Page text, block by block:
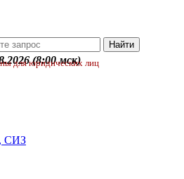
(8:00 мск)
для юридических лиц
СИЗ